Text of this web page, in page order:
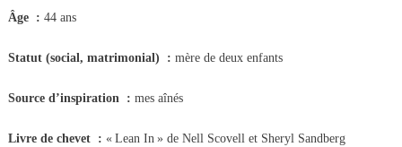
Âge : 44 ans
Statut (social, matrimonial) : mère de deux enfants
Source d’inspiration : mes aînés
Livre de chevet : « Lean In » de Nell Scovell et Sheryl Sandberg